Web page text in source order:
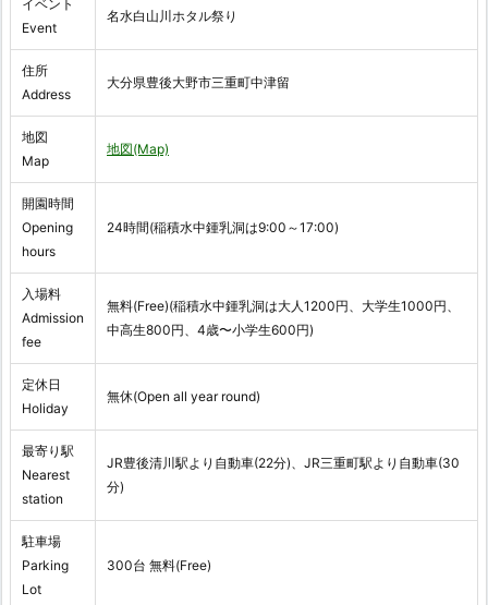
イベント
Event
名水白山川ホタル祭り
住所
Address
大分県豊後大野市三重町中津留
地図
Map
地図(Map)
開園時間
Opening
hours
24時間(稲積水中鍾乳洞は9:00～17:00)
入場料
Admission
fee
無料(Free)(稲積水中鍾乳洞は大人1200円、大学生1000円、
中高生800円、4歳〜小学生600円)
定休日
Holiday
無休(Open all year round)
最寄り駅
Nearest
station
JR豊後清川駅より自動車(22分)、JR三重町駅より自動車(30
分)
駐車場
Parking
Lot
300台 無料(Free)